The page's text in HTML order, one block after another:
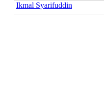
Ikmal Syarifuddin